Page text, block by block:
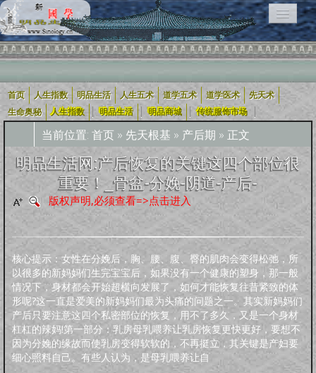
相关栏目导航：
用户入口导航
企业用户 道学五术 人生五术 社会科技 学术研究 宗教融合
道学经
典
四库全
书
苑
养生撷
粹
道家文
化
哲学宗
教
古典散
文
词
古典小
说
外国文
学
新约 旧
约
可兰经
约
学
佛教经
文
人生指数
人生指数 社会指数 职业指数 道德指数 基元指数 康寿指数
先天指数
上古咒语
明品生活
调养保健 鸡汤杂谈 风水家居 中正汉服 文化活动 海宇天堂
五力三要
虚拟人生
虚拟父母
人生五术
首页 人生指数 明品生活 人生五术 道学五术 道学医术
先天术
生命奥秘
人生指数 | 明品生活 | 明品商城 | 传统服饰市场 |
当前位置: 首页 » 先天根基 » 产后期 » 正文
明品生活网:产后恢复的关键这四个部位很
重要！_骨盆-分娩-阴道-产后-
版权声明,必须查看=>点击进入
核心提示：女性在分娩后，胸、腰、腹、臀的肌肉会变得松弛，所
以很多的新妈妈们生完宝宝后，如果没有一个健康的塑身，那一般
情况下，身材都会开始超横向发展了，如何才能恢复往昔紧致的体
形呢?这一直是爱美的新妈妈们最为头痛的问题之一。其实新妈妈们
产后只要注意这四个私密部位的恢复，用不了多久，又是一个身材
杠杠的辣妈!第一部分：乳房母乳喂养让乳房恢复更快更好，要想不
因为分娩的缘故而使乳房变得软软的，不再挺立，其关键是产妇要
细心照料自己。有些人认为，是母乳喂养让自